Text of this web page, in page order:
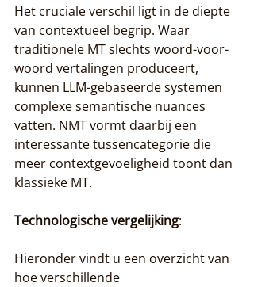
Het cruciale verschil ligt in de diepte
van contextueel begrip. Waar
traditionele MT slechts woord-voor-
woord vertalingen produceert,
kunnen LLM-gebaseerde systemen
complexe semantische nuances
vatten. NMT vormt daarbij een
interessante tussencategorie die
meer contextgevoeligheid toont dan
klassieke MT.
Technologische vergelijking:
Hieronder vindt u een overzicht van
hoe verschillende